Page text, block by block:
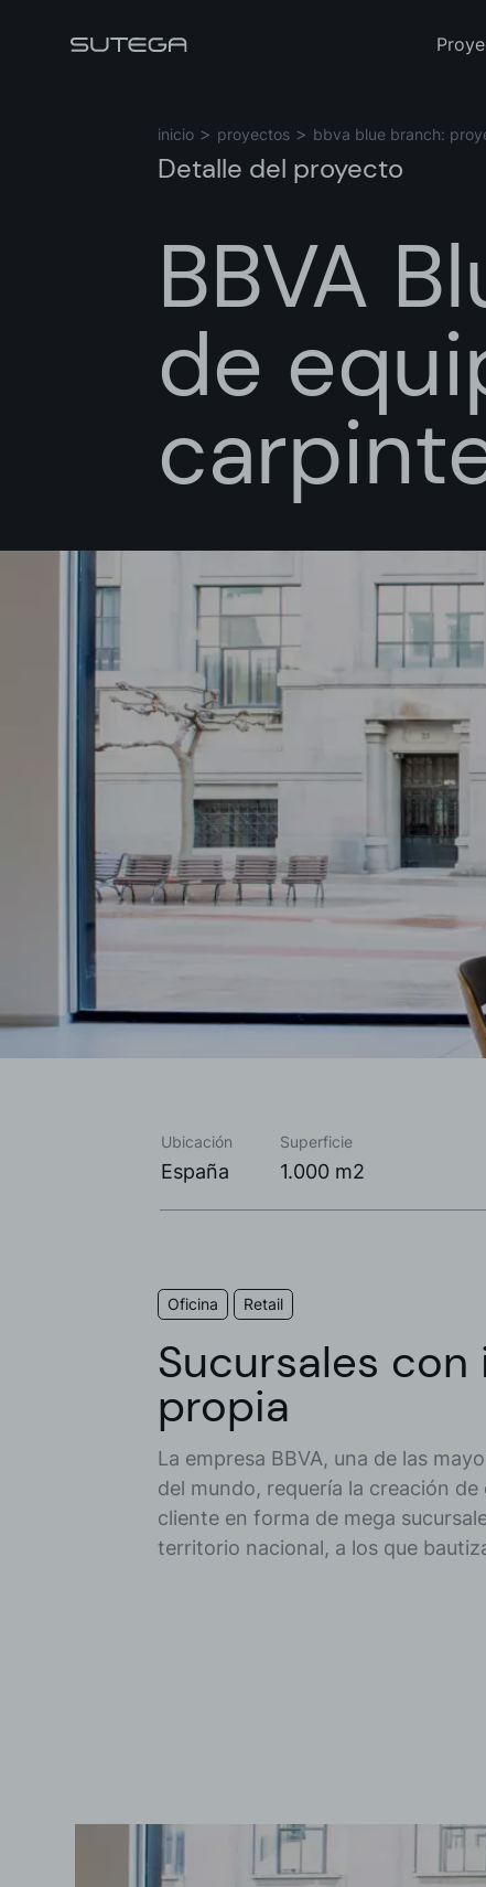
inicio proyectos bbva blue branch:
Detalle del proyecto
BBVA
de
Ubicación Superficie
España 1.000 m2
Oficina Retail
Sucursales
propia
La empresa BBVA, una de las
del mundo, requería la creación
cliente en forma de mega
territorio nacional, a los que
Nombre*
Correo*